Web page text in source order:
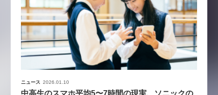
ニュース 2026.01.10
中高生のスマホ平均5〜7時間の現実、ソニックの